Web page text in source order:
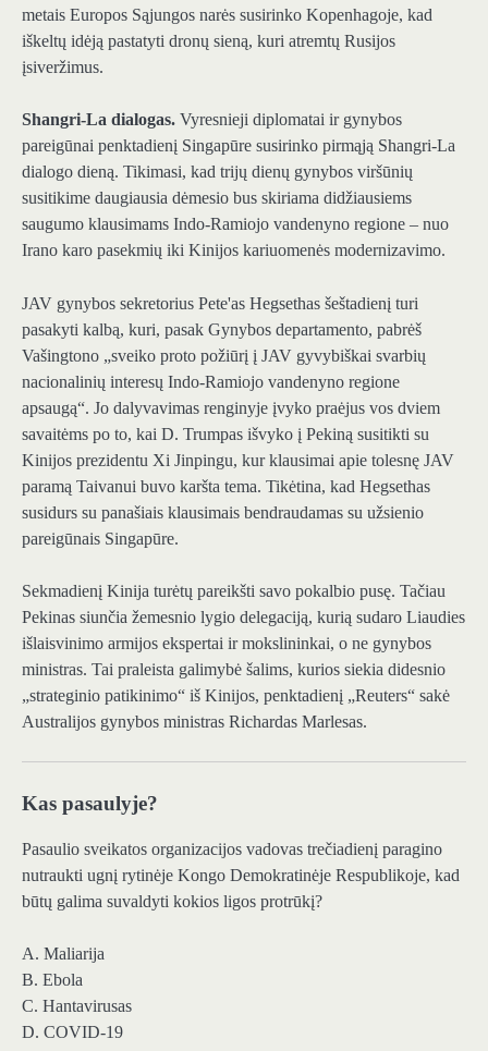
metais Europos Sąjungos narės susirinko Kopenhagoje, kad
iškeltų idėją pastatyti dronų sieną, kuri atremtų Rusijos
įsiveržimus.
Shangri-La dialogas. Vyresnieji diplomatai ir gynybos
pareigūnai penktadienį Singapūre susirinko pirmąją Shangri-La
dialogo dieną. Tikimasi, kad trijų dienų gynybos viršūnių
susitikime daugiausia dėmesio bus skiriama didžiausiems
saugumo klausimams Indo-Ramiojo vandenyno regione – nuo ​​
Irano karo pasekmių iki Kinijos kariuomenės modernizavimo.
JAV gynybos sekretorius Pete'as Hegsethas šeštadienį turi
pasakyti kalbą, kuri, pasak Gynybos departamento, pabrėš
Vašingtono „sveiko proto požiūrį į JAV gyvybiškai svarbių
nacionalinių interesų Indo-Ramiojo vandenyno regione
apsaugą“. Jo dalyvavimas renginyje įvyko praėjus vos dviem
savaitėms po to, kai D. Trumpas išvyko į Pekiną susitikti su
Kinijos prezidentu Xi Jinpingu, kur klausimai apie tolesnę JAV
paramą Taivanui buvo karšta tema. Tikėtina, kad Hegsethas
susidurs su panašiais klausimais bendraudamas su užsienio
pareigūnais Singapūre.
Sekmadienį Kinija turėtų pareikšti savo pokalbio pusę. Tačiau
Pekinas siunčia žemesnio lygio delegaciją, kurią sudaro Liaudies
išlaisvinimo armijos ekspertai ir mokslininkai, o ne gynybos
ministras. Tai praleista galimybė šalims, kurios siekia didesnio
„strateginio patikinimo“ iš Kinijos, penktadienį „Reuters“ sakė
Australijos gynybos ministras Richardas Marlesas.
Kas pasaulyje?
Pasaulio sveikatos organizacijos vadovas trečiadienį paragino
nutraukti ugnį rytinėje Kongo Demokratinėje Respublikoje, kad
būtų galima suvaldyti kokios ligos protrūkį?
A. Maliarija
B. Ebola
C. Hantavirusas
D. COVID-19